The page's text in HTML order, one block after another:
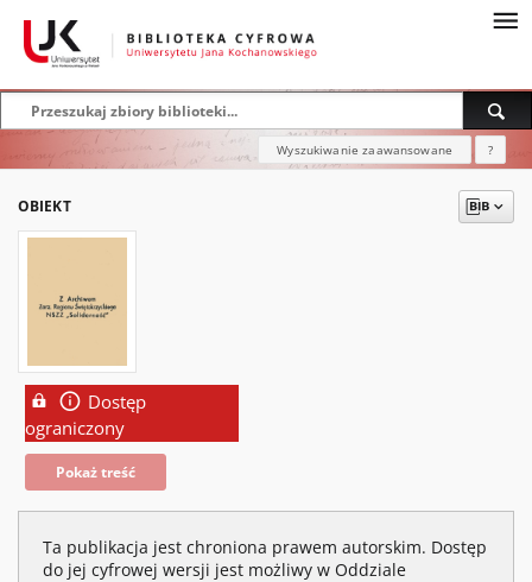
Wyszukiwanie zaawansowane ?
OBIEKT
Dostęp
ograniczony
Pokaż treść
Ta publikacja jest chroniona prawem autorskim. Dostęp
do jej cyfrowej wersji jest możliwy w Oddziale